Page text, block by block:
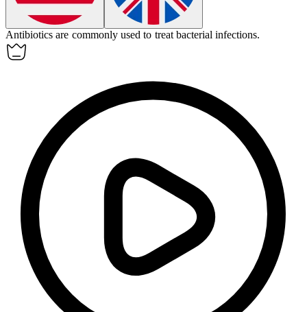
Antibiotics are commonly used to treat bacterial infections.